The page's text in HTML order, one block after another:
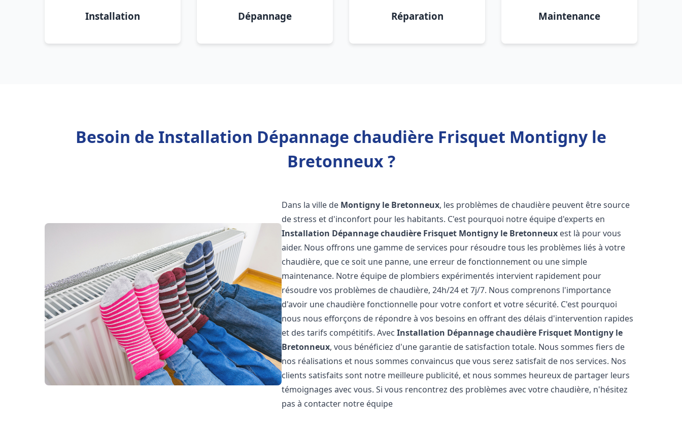
Installation Dépannage Réparation Maintenance
Besoin de Installation Dépannage chaudière Frisquet Montigny le
Bretonneux ?
Dans la ville de Montigny le Bretonneux, les problèmes de chaudière peuvent être source
de stress et d'inconfort pour les habitants. C'est pourquoi notre équipe d'experts en
Installation Dépannage chaudière Frisquet Montigny le Bretonneux est là pour vous
aider. Nous offrons une gamme de services pour résoudre tous les problèmes liés à votre
chaudière, que ce soit une panne, une erreur de fonctionnement ou une simple
maintenance. Notre équipe de plombiers expérimentés intervient rapidement pour
résoudre vos problèmes de chaudière, 24h/24 et 7j/7. Nous comprenons l'importance
d'avoir une chaudière fonctionnelle pour votre confort et votre sécurité. C'est pourquoi
nous nous efforçons de répondre à vos besoins en offrant des délais d'intervention rapides
et des tarifs compétitifs. AvecInstallation Dépannage chaudière Frisquet Montigny le
Bretonneux, vous bénéficiez d'une garantie de satisfaction totale. Nous sommes fiers de
nos réalisations et nous sommes convaincus que vous serez satisfait de nos services. Nos
clients satisfaits sont notre meilleure publicité, et nous sommes heureux de partager leurs
témoignages avec vous. Si vous rencontrez des problèmes avec votre chaudière, n'hésitez
pas à contacter notre équipe